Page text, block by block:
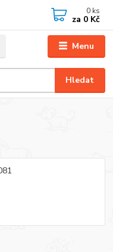
Menu
Hledat
0 ks
za 0 Kč